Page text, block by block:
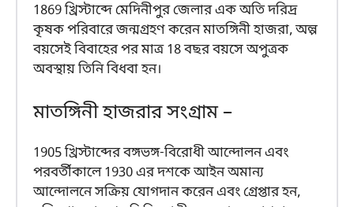
1869 খ্রিস্টাব্দে মেদিনীপুর জেলার এক অতি দরিদ্র
কৃষক পরিবারে জন্মগ্রহণ করেন মাতঙ্গিনী হাজরা, অল্প
বয়সেই বিবাহের পর মাত্র 18 বছর বয়সে অপুত্রক
অবস্থায় তিনি বিধবা হন।
মাতঙ্গিনী হাজরার সংগ্রাম –
1905 খ্রিস্টাব্দের বঙ্গভঙ্গ-বিরোধী আন্দোলন এবং
পরবর্তীকালে 1930 এর দশকে আইন অমান্য
আন্দোলনে সক্রিয় যোগদান করেন এবং গ্রেপ্তার হন,